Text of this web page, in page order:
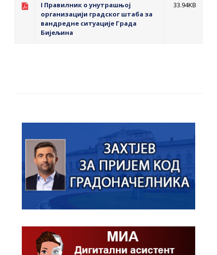
I Правилник о унутрашњој
организацији градског штаба за
вандредне ситуације Града
Бијељина
33.94KB